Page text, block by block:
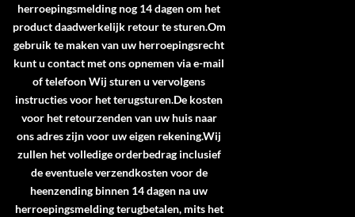
herroepingsmelding nog 14 dagen om het
product daadwerkelijk retour te sturen.Om
gebruik te maken van uw herroepingsrecht
kunt u contact met ons opnemen via e-mail
of telefoon Wij sturen u vervolgens
instructies voor het terugsturen.De kosten
voor het retourzenden van uw huis naar
ons adres zijn voor uw eigen rekening.Wij
zullen het volledige orderbedrag inclusief
de eventuele verzendkosten voor de
heenzending binnen 14 dagen na uw
herroepingsmelding terugbetalen, mits het